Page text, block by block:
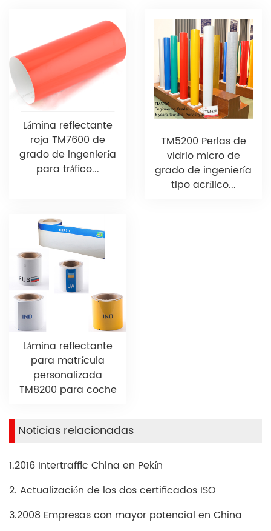
Lámina reflectante
roja TM7600 de
grado de ingeniería
para tráfico...
TM5200 Perlas de
vidrio micro de
grado de ingeniería
tipo acrílico...
Lámina reflectante
para matrícula
personalizada
TM8200 para coche
Noticias relacionadas
1.2016 Intertraffic China en Pekín
2. Actualización de los dos certificados ISO
3.2008 Empresas con mayor potencial en China